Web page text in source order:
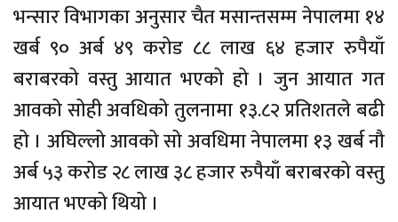
भन्सार विभागका अनुसार चैत मसान्तसम्म नेपालमा १४
खर्ब ९० अर्ब ४९ करोड ८८ लाख ६४ हजार रुपैयाँ
बराबरको वस्तु आयात भएको हो । जुन आयात गत
आवको सोही अवधिको तुलनामा १३.८२ प्रतिशतले बढी
हो । अघिल्लो आवको सो अवधिमा नेपालमा १३ खर्ब नौ
अर्ब ५३ करोड २८ लाख ३८ हजार रुपैयाँ बराबरको वस्तु
आयात भएको थियो ।